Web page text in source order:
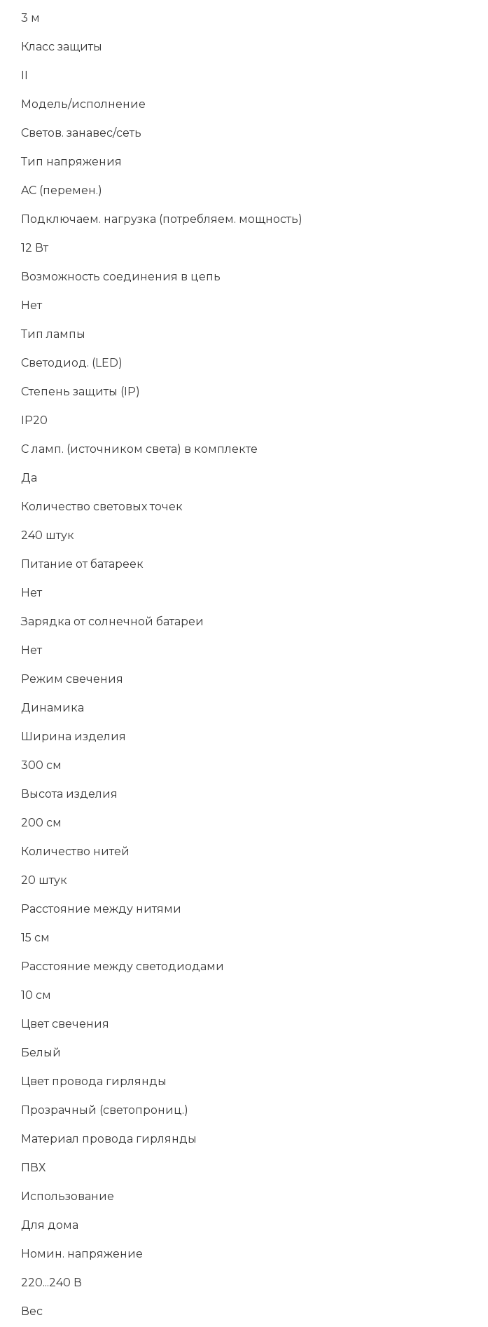
3 м
Класс защиты
II
Модель/исполнение
Светов. занавес/сеть
Тип напряжения
AC (перемен.)
Подключаем. нагрузка (потребляем. мощность)
12 Вт
Возможность соединения в цепь
Нет
Тип лампы
Светодиод. (LED)
Степень защиты (IP)
IP20
С ламп. (источником света) в комплекте
Да
Количество световых точек
240 штук
Питание от батареек
Нет
Зарядка от солнечной батареи
Нет
Режим свечения
Динамика
Ширина изделия
300 см
Высота изделия
200 см
Количество нитей
20 штук
Расстояние между нитями
15 см
Расстояние между светодиодами
10 см
Цвет свечения
Белый
Цвет провода гирлянды
Прозрачный (светопрониц.)
Материал провода гирлянды
ПВХ
Использование
Для дома
Номин. напряжение
220...240 В
Вес